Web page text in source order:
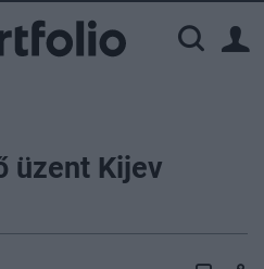
üzent Kijev